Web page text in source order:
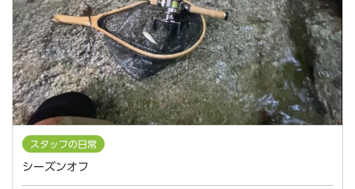
スタッフの日常
シーズンオフ